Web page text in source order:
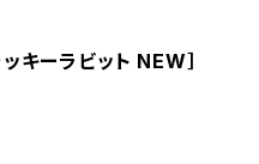
キーラビット NEW］